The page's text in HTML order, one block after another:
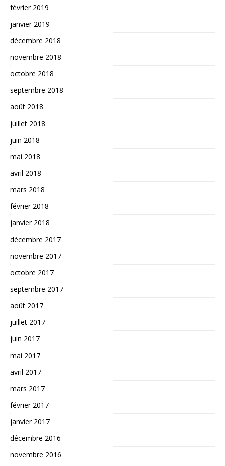
février 2019
janvier 2019
décembre 2018
novembre 2018
octobre 2018
septembre 2018
août 2018
juillet 2018
juin 2018
mai 2018
avril 2018
mars 2018
février 2018
janvier 2018
décembre 2017
novembre 2017
octobre 2017
septembre 2017
août 2017
juillet 2017
juin 2017
mai 2017
avril 2017
mars 2017
février 2017
janvier 2017
décembre 2016
novembre 2016